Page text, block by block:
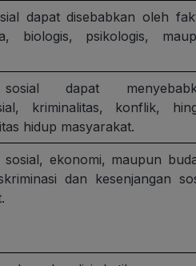
dapat disebabkan oleh
biologis, psikologis,
sosial dapat
kriminalitas, konflik,
hidup masyarakat.
sosial, ekonomi, maupun
dan kesenjangan